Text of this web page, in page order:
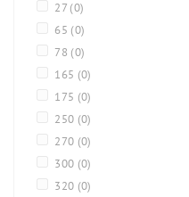
27 (0)
65 (0)
78 (0)
165 (0)
175 (0)
250 (0)
270 (0)
300 (0)
320 (0)